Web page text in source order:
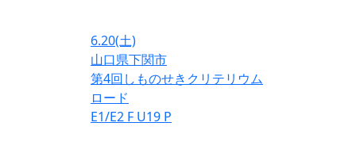
6.20(土)
山口県下関市
第4回しものせきクリテリウム
ロード
E1/E2 F U19 P